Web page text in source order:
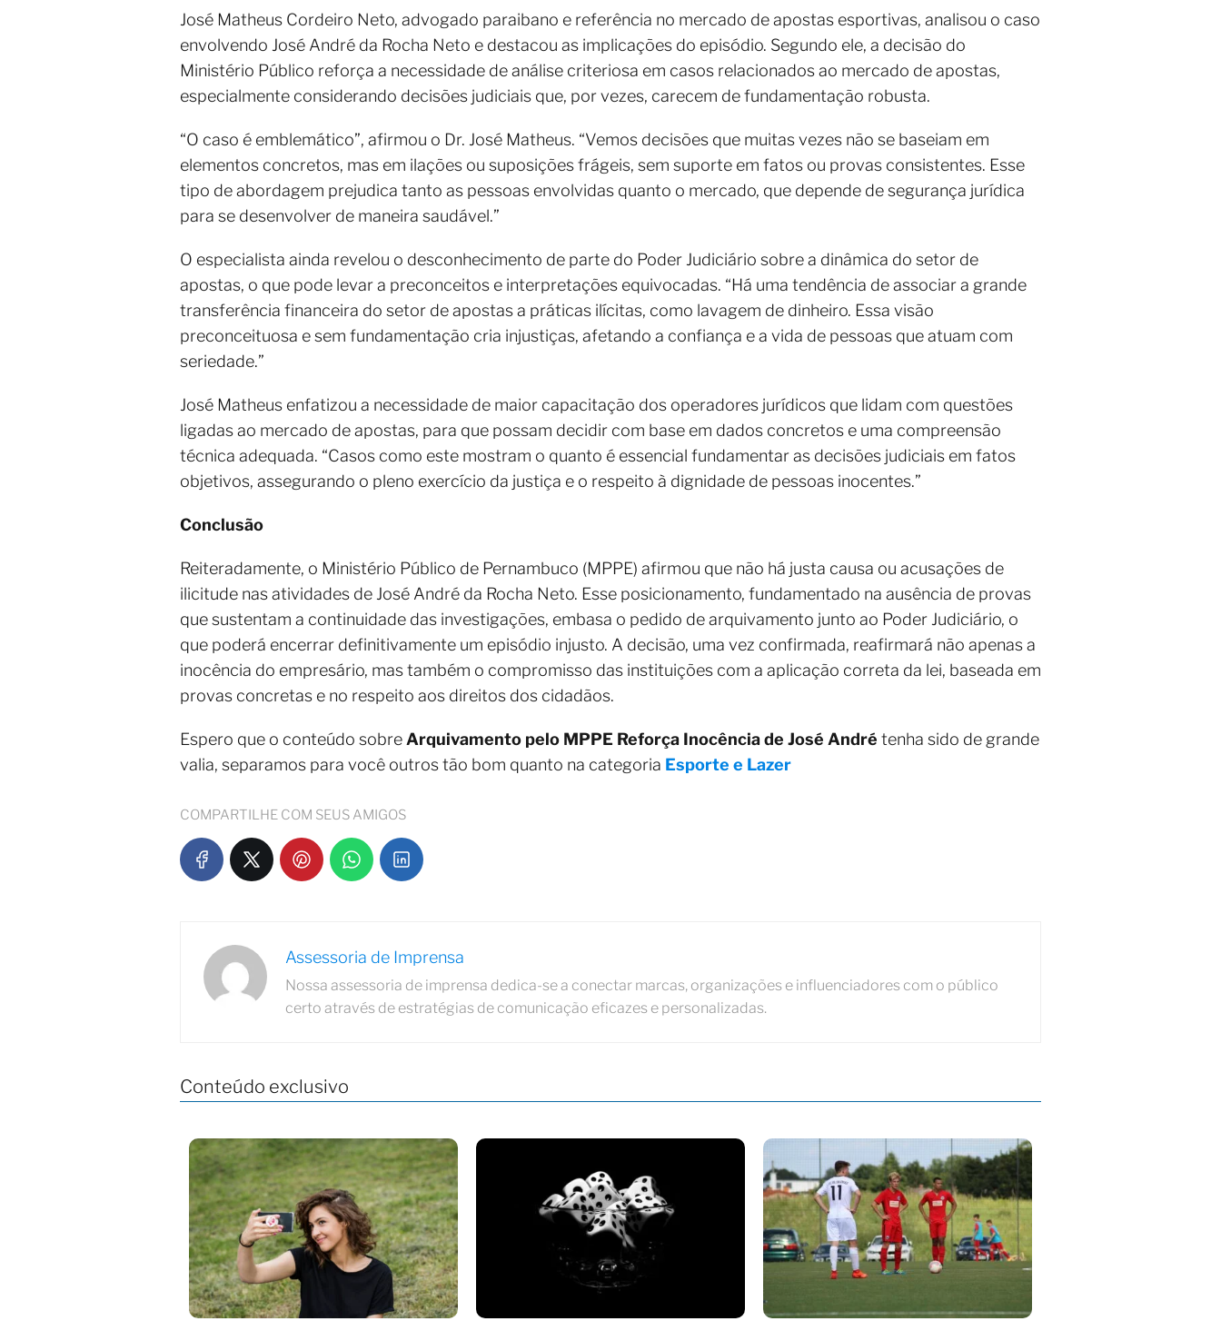
José Matheus Cordeiro Neto, advogado paraibano e referência no mercado de apostas esportivas, analisou o caso
envolvendo José André da Rocha Neto e destacou as implicações do episódio. Segundo ele, a decisão do
Ministério Público reforça a necessidade de análise criteriosa em casos relacionados ao mercado de apostas,
especialmente considerando decisões judiciais que, por vezes, carecem de fundamentação robusta.
“O caso é emblemático”, afirmou o Dr. José Matheus. “Vemos decisões que muitas vezes não se baseiam em
elementos concretos, mas em ilações ou suposições frágeis, sem suporte em fatos ou provas consistentes. Esse
tipo de abordagem prejudica tanto as pessoas envolvidas quanto o mercado, que depende de segurança jurídica
para se desenvolver de maneira saudável.”
O especialista ainda revelou o desconhecimento de parte do Poder Judiciário sobre a dinâmica do setor de
apostas, o que pode levar a preconceitos e interpretações equivocadas. “Há uma tendência de associar a grande
transferência financeira do setor de apostas a práticas ilícitas, como lavagem de dinheiro. Essa visão
preconceituosa e sem fundamentação cria injustiças, afetando a confiança e a vida de pessoas que atuam com
seriedade.”
José Matheus enfatizou a necessidade de maior capacitação dos operadores jurídicos que lidam com questões
ligadas ao mercado de apostas, para que possam decidir com base em dados concretos e uma compreensão
técnica adequada. “Casos como este mostram o quanto é essencial fundamentar as decisões judiciais em fatos
objetivos, assegurando o pleno exercício da justiça e o respeito à dignidade de pessoas inocentes.”
Conclusão
Reiteradamente, o Ministério Público de Pernambuco (MPPE) afirmou que não há justa causa ou acusações de
ilicitude nas atividades de José André da Rocha Neto. Esse posicionamento, fundamentado na ausência de provas
que sustentam a continuidade das investigações, embasa o pedido de arquivamento junto ao Poder Judiciário, o
que poderá encerrar definitivamente um episódio injusto. A decisão, uma vez confirmada, reafirmará não apenas a
inocência do empresário, mas também o compromisso das instituições com a aplicação correta da lei, baseada em
provas concretas e no respeito aos direitos dos cidadãos.
Espero que o conteúdo sobre Arquivamento pelo MPPE Reforça Inocência de José André tenha sido de grande
valia, separamos para você outros tão bom quanto na categoria Esporte e Lazer
COMPARTILHE COM SEUS AMIGOS
Assessoria de Imprensa
Nossa assessoria de imprensa dedica-se a conectar marcas, organizações e influenciadores com o público
certo através de estratégias de comunicação eficazes e personalizadas.
Conteúdo exclusivo